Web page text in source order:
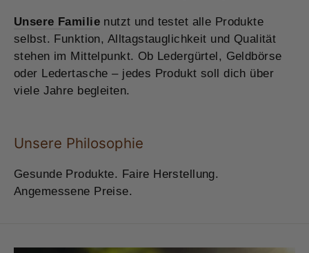
Unsere Familienutzt und testet alle Produkte
selbst. Funktion, Alltagstauglichkeit und Qualität
stehen im Mittelpunkt. Ob Ledergürtel, Geldbörse
oder Ledertasche – jedes Produkt soll dich über
viele Jahre begleiten.
Unsere Philosophie
Gesunde Produkte. Faire Herstellung.
Angemessene Preise.